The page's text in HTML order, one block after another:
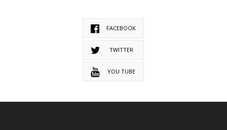
FACEBOOK
TWITTER
YOU TUBE